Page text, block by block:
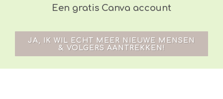
Een gratis Canva account
JA, IK WIL ECHT MEER NIEUWE MENSEN
& VOLGERS AANTREKKEN!